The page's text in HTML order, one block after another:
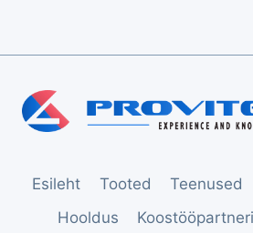
Esileht Tooted Teenused
Hooldus